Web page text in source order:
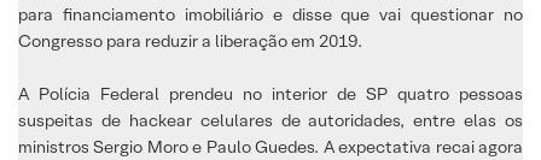
para financiamento imobiliário e disse que vai questionar no
Congresso para reduzir a liberação em 2019.
A Polícia Federal prendeu no interior de SP quatro pessoas
suspeitas de hackear celulares de autoridades, entre elas os
ministros Sergio Moro e Paulo Guedes. A expectativa recai agora